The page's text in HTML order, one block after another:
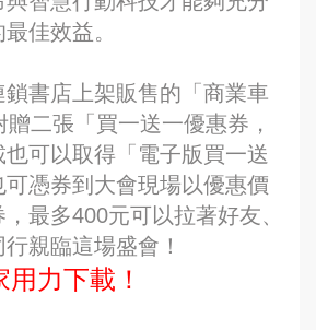
佳效益。
書店上架販售的「商業車
二張「買一送一優惠券，
可以取得「電子版買一送
憑券到大會現場以優惠價
最多400元可以拉著好友、
親臨這場盛會！
力下載！